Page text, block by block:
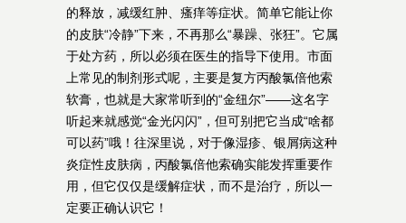
的释放，减缓红肿、瘙痒等症状。简单它能让你
的皮肤“冷静”下来，不再那么“暴躁、张狂”。它属
于处方药，所以必须在医生的指导下使用。市面
上常见的制剂形式呢，主要是复方丙酸氯倍他索
软膏，也就是大家常听到的“金纽尔”——这名字
听起来就感觉“金光闪闪”，但可别把它当成“啥都
可以药”哦！往深里说，对于像湿疹、银屑病这种
炎症性皮肤病，丙酸氯倍他索确实能发挥重要作
用，但它仅仅是缓解症状，而不是治疗，所以一
定要正确认识它！